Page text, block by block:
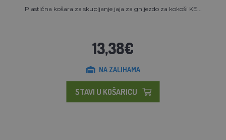
Plastična košara za skupljanje jaja za gnijezdo za kokoši KE...
13,38€
NA ZALIHAMA
STAVI U KOŠARICU